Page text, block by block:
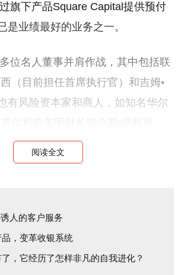
旗下产品Square Capital提供预付
是业绩最好的业务之一。
位名人董事并肩作战，其中包括联
（目前担任首席执行官）和吉姆•
有风险资本家和商人，如知名华尔
阅读全文
人的客户服务
，变革收银系统
，它经历了怎样非凡的自我进化？